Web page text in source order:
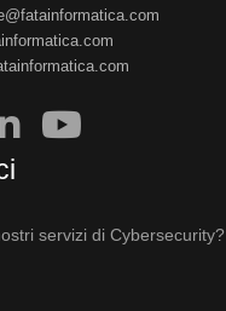
servizi di Cybersecurity?